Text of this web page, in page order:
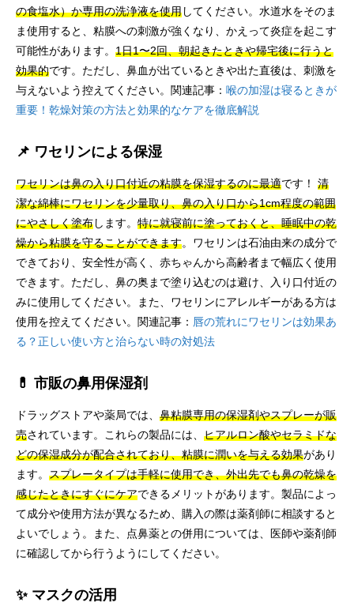
の食塩水）か専用の洗浄液を使用してください。水道水をそのま
ま使用すると、粘膜への刺激が強くなり、かえって炎症を起こす
可能性があります。 1日1〜2回、朝起きたときや帰宅後に行うと
効果的です。ただし、鼻血が出ているときや出た直後は、刺激を
与えないよう控えてください。関連記事： 喉の加湿は寝るときが
重要！乾燥対策の方法と効果的なケアを徹底解説
📌 ワセリンによる保湿
ワセリンは鼻の入り口付近の粘膜を保湿するのに最適です！ 清
潔な綿棒にワセリンを少量取り、鼻の入り口から1cm程度の範囲
にやさしく塗布します。 特に就寝前に塗っておくと、睡眠中の乾
燥から粘膜を守ることができます。ワセリンは石油由来の成分で
できており、安全性が高く、赤ちゃんから高齢者まで幅広く使用
できます。ただし、鼻の奥まで塗り込むのは避け、入り口付近の
みに使用してください。また、ワセリンにアレルギーがある方は
使用を控えてください。関連記事： 唇の荒れにワセリンは効果あ
る？正しい使い方と治らない時の対処法
💊 市販の鼻用保湿剤
ドラッグストアや薬局では、 鼻粘膜専用の保湿剤やスプレーが販
売されています。これらの製品には、 ヒアルロン酸やセラミドな
どの保湿成分が配合されており、粘膜に潤いを与える効果があり
ます。 スプレータイプは手軽に使用でき、外出先でも鼻の乾燥を
感じたときにすぐにケアできるメリットがあります。製品によっ
て成分や使用方法が異なるため、購入の際は薬剤師に相談すると
よいでしょう。また、点鼻薬との併用については、医師や薬剤師
に確認してから行うようにしてください。
✨ マスクの活用